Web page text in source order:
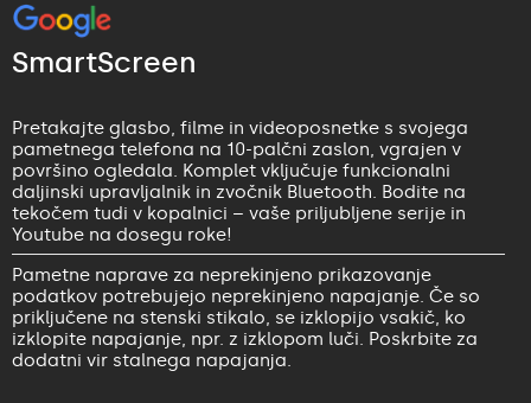
SmartScreen
Pretakajte glasbo, filme in videoposnetke s svojega
pametnega telefona na 10-palčni zaslon, vgrajen v
površino ogledala. Komplet vključuje funkcionalni
daljinski upravljalnik in zvočnik Bluetooth. Bodite na
tekočem tudi v kopalnici – vaše priljubljene serije in
Youtube na dosegu roke!
Pametne naprave za neprekinjeno prikazovanje
podatkov potrebujejo neprekinjeno napajanje. Če so
priključene na stenski stikalo, se izklopijo vsakič, ko
izklopite napajanje, npr. z izklopom luči. Poskrbite za
dodatni vir stalnega napajanja.